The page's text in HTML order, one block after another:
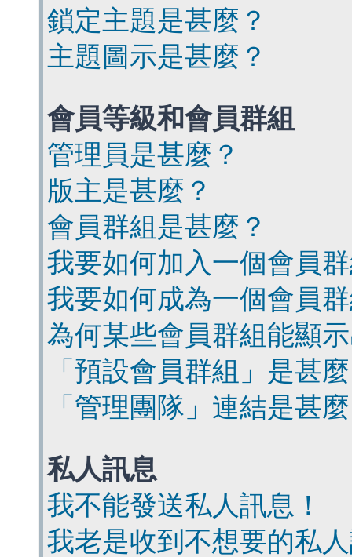
鎖定主題是甚麼？
主題圖示是甚麼？
會員等級和會員群組
管理員是甚麼？
版主是甚麼？
會員群組是甚麼？
我要如何加入一個會員
我要如何成為一個會員
為何某些會員群組能顯
「預設會員群組」是甚
「管理團隊」連結是甚
私人訊息
我不能發送私人訊息！
我老是收到不想要的私